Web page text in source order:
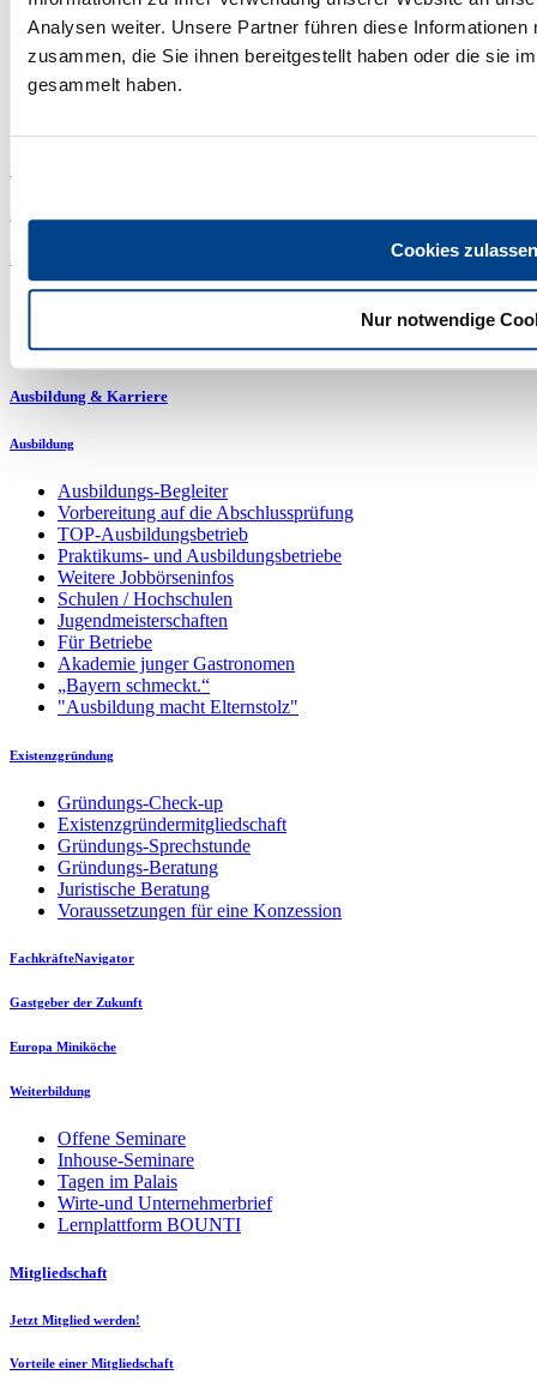
Analysen weiter. Unsere Partner führen diese
zusammen, die Sie ihnen bereitgestellt haben oder die sie
gesammelt haben.
Cookies zulassen
Nur notwendige
7 Prozent Mehrwertsteuer auf Speisen
Olympiabewerbung München
Gemeinsam gegen Lebensmittelverschwendung
Wirte kochen für Kinder
Kommunalwahl 2026
Events
Web-Veranstaltungen
Ausbildung & Karriere
Ausbildung
Ausbildungs-Begleiter
Vorbereitung auf die Abschlussprüfung
TOP-Ausbildungsbetrieb
Praktikums- und Ausbildungsbetriebe
Weitere Jobbörseninfos
Schulen / Hochschulen
Jugendmeisterschaften
Für Betriebe
Akademie junger Gastronomen
„Bayern schmeckt.“
"Ausbildung macht Elternstolz"
Existenzgründung
Gründungs-Check-up
Existenzgründermitgliedschaft
Gründungs-Sprechstunde
Gründungs-Beratung
Juristische Beratung
Voraussetzungen für eine Konzession
FachkräfteNavigator
Gastgeber der Zukunft
Europa Miniköche
Weiterbildung
Offene Seminare
Inhouse-Seminare
Tagen im Palais
Wirte-und Unternehmerbrief
Lernplattform BOUNTI
Mitgliedschaft
Jetzt Mitglied werden!
Vorteile einer Mitgliedschaft